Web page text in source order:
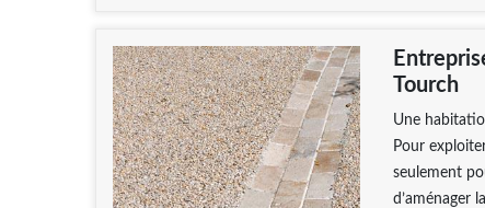
Tourch
Une
Pour
seulement
d’aménager